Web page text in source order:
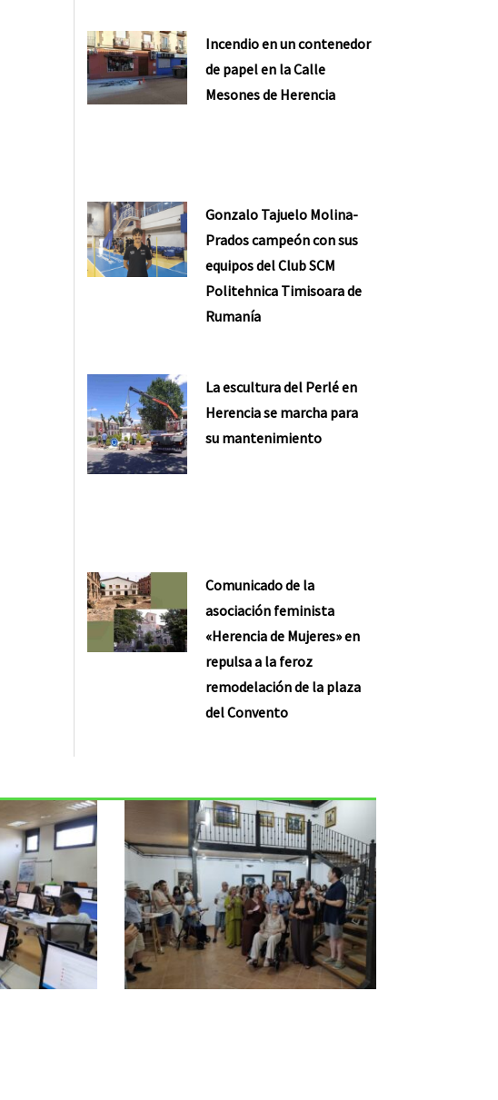
Incendio en un contenedor
de papel en la Calle
Mesones de Herencia
Gonzalo Tajuelo Molina-
Prados campeón con sus
equipos del Club SCM
Politehnica Timisoara de
Rumanía
La escultura del Perlé en
Herencia se marcha para
su mantenimiento
Comunicado de la
asociación feminista
«Herencia de Mujeres» en
repulsa a la feroz
remodelación de la plaza
del Convento